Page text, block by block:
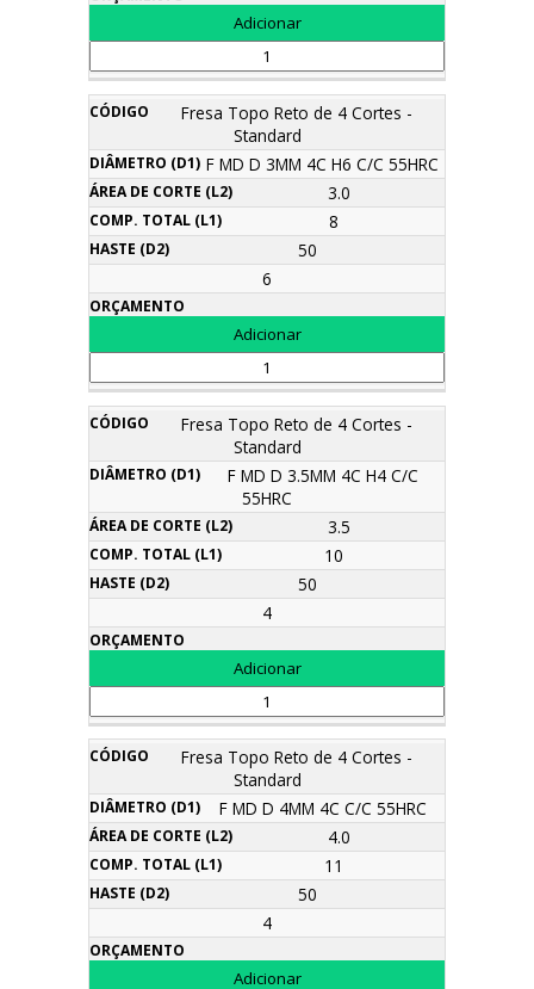
Fresa Topo Reto de 4 Cortes -
Standard
F MD D 3MM 4C H6 C/C 55HRC
3.0
8
50
6
Fresa Topo Reto de 4 Cortes -
Standard
F MD D 3.5MM 4C H4 C/C
55HRC
3.5
10
50
4
Fresa Topo Reto de 4 Cortes -
Standard
F MD D 4MM 4C C/C 55HRC
4.0
11
50
4